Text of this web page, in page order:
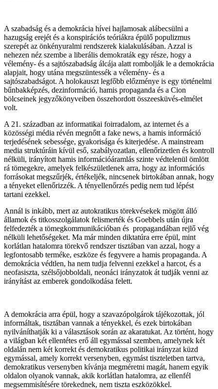
A szabadság és a demokrácia hívei hajlamosak alábecsülni a
hazugság erejét és a konspirációs teóriákra épülő populizmus
szerepét az önkényuralmi rendszerek kialakulásában. Azzal is
nehezen néz szembe a liberális demokraták egy része, hogy a
vélemény- és a sajtószabadság álcája alatt rombolják le a demokrácia
alapjait, hogy utána megszüntessék a vélemény- és a
sajtószabadságot. A holokauszt legfőbb előzménye is egy történelmi
bűnbakképzés, dezinformáció, hamis propaganda és a Cion
bölcseinek jegyzőkönyveiben összehordott összeesküvés-elmélet
volt.
A 21. században az informatikai foirradalom, az internet és a
közösségi média révén megnőtt a fake news, a hamis információ
terjedésének sebessége, gyakorisága és kiterjedése. A mainstream
media struktúráin kívül eső, szabályozatlan, ellenőrizetlen és kontroll
nélküli, irányított hamis információáramlás szinte védtelenül ömlött
rá tömegekre, amelyek felkészületlenek arra, hogy az információs
forrásokat megszűrjék, értékeljék, nincsenek birtokában annak, hogy
a tényeket ellenőrizzék. A tényellenőrzés pedig nem tud lépést
tartani ezekkel.
Annál is inkább, mert az autokratikus törekvésekek mögött álló
államok és titkosszolgálatok felismerték és Goebbels után újra
felfedezték a tömegkommunikációban és propagandában rejlő vég
nélküli lehetőségeket. Ma már minden diktatúra erre épül, mint
korlátlan hatalomra törekvő rendszer tisztában van azzal, hogy a
legfontosabb terméke, eszköze és fegyvere a hamis propaganda. A
demokrácia védtlen, ha nem tudja felvenni ezekkel a harcot, és a
neofasiszta, szélsőjobboldali, neonáci irányzatok át tudják venni az
irányítást az emberek gondolkodása felett.
A demokrácia arra épül, hogy a szavazópolgárok tájékozottak, jól
informáltak, tisztában vannak a tényekkel, és ezek birtokában
nyilváníthatják ki a választások során az akaratukat. Az történt, hogy
a világban két ellentétes erő áll egymással szemben, amelynek két
oldalán nem két korrekt és demokratikus politikai irányzat küzd
egymással, amely korrekt versenyben, egymást tiszteletben tartva,
demokratikus versenyben kívánja megméretni magát, hanem egyik
oldalon olyanok vannak, akik korlátlan hatalomra, az ellenfél
megsemmisítésére törekednek, nem tiszta eszközökkel.